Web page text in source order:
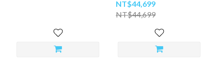
NT$44,699
NT$44,699